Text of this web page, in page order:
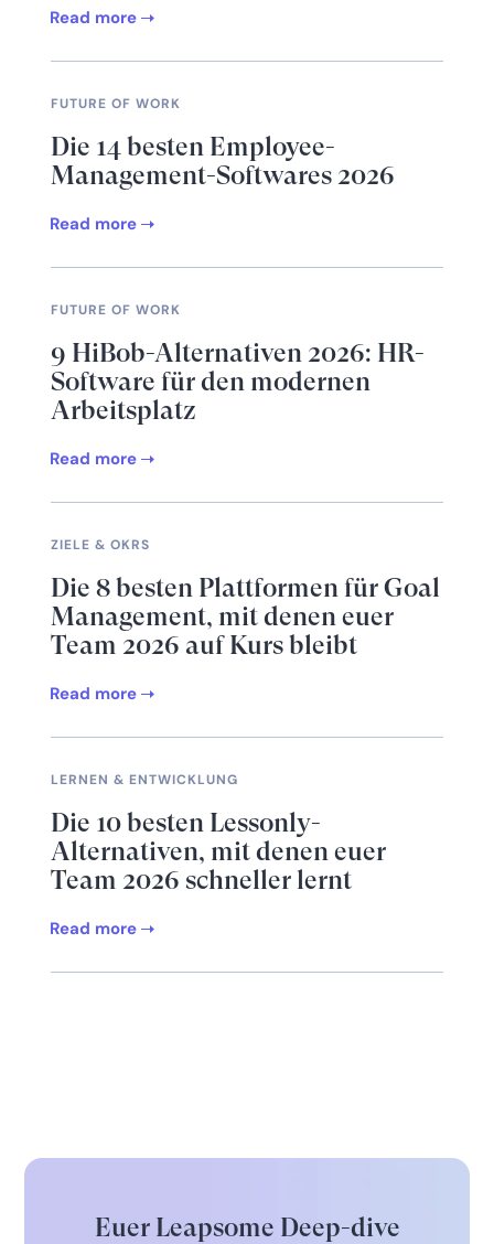
Read more
FUTURE OF WORK
Die 14 besten Employee-
Management-Softwares 2026
Read more
FUTURE OF WORK
9 HiBob-Alternativen 2026: HR-
Software für den modernen
Arbeitsplatz
Read more
ZIELE & OKRS
Die 8 besten Plattformen für Goal
Management, mit denen euer
Team 2026 auf Kurs bleibt
Read more
LERNEN & ENTWICKLUNG
Die 10 besten Lessonly-
Alternativen, mit denen euer
Team 2026 schneller lernt
Read more
Euer Leapsome Deep-dive